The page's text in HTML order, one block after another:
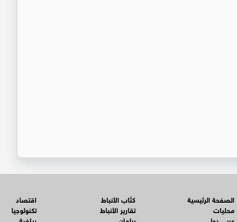
الصفحة الرئيسية
محليات
كتّاب الأنباط
تقارير الأنباط
اقتصاد
تكنولوجيا